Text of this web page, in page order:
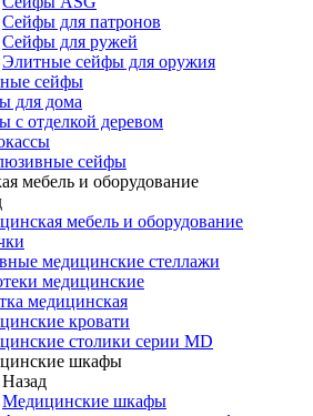
Сейфы для патронов
Сейфы для ружей
Элитные сейфы для оружия
сейфы
для дома
с отделкой деревом
сейфы
мебель и оборудование
мебель и оборудование
медицинские стеллажи
медицинские
медицинская
кровати
столики серии MD
шкафы
Назад
Медицинские шкафы